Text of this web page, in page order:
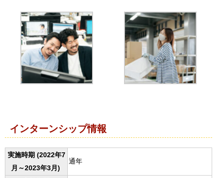
インターンシップ情報
実施時期 (2022年7
月～2023年3月)
通年